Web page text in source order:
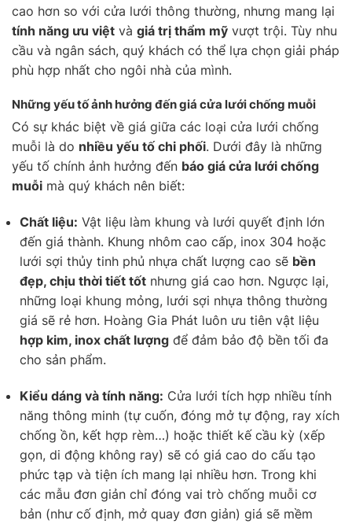
cao hơn so với cửa lưới thông thường, nhưng mang lại
tính năng ưu việt và giá trị thẩm mỹ vượt trội. Tùy nhu
cầu và ngân sách, quý khách có thể lựa chọn giải pháp
phù hợp nhất cho ngôi nhà của mình.
Những yếu tố ảnh hưởng đến giá cửa lưới chống muỗi
Có sự khác biệt về giá giữa các loại cửa lưới chống
muỗi là do nhiều yếu tố chi phối. Dưới đây là những
yếu tố chính ảnh hưởng đến báo giá cửa lưới chống
muỗi mà quý khách nên biết:
Chất liệu: Vật liệu làm khung và lưới quyết định lớn
đến giá thành. Khung nhôm cao cấp, inox 304 hoặc
lưới sợi thủy tinh phủ nhựa chất lượng cao sẽ bền
đẹp, chịu thời tiết tốt nhưng giá cao hơn. Ngược lại,
những loại khung mỏng, lưới sợi nhựa thông thường
giá sẽ rẻ hơn. Hoàng Gia Phát luôn ưu tiên vật liệu
hợp kim, inox chất lượng để đảm bảo độ bền tối đa
cho sản phẩm.
Kiểu dáng và tính năng: Cửa lưới tích hợp nhiều tính
năng thông minh (tự cuốn, đóng mở tự động, ray xích
chống ồn, kết hợp rèm…) hoặc thiết kế cầu kỳ (xếp
gọn, di động không ray) sẽ có giá cao do cấu tạo
phức tạp và tiện ích mang lại nhiều hơn. Trong khi
các mẫu đơn giản chỉ đóng vai trò chống muỗi cơ
bản (như cố định, mở quay đơn giản) giá sẽ mềm